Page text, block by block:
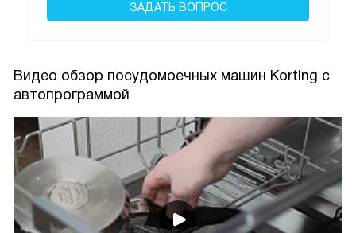
ЗАДАТЬ ВОПРОС
Видео обзор посудомоечных машин Korting с
автопрограммой